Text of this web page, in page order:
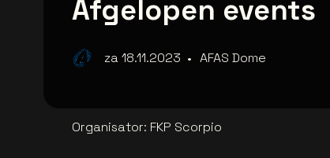
Afgelopen events
za 18.11.2023 • AFAS Dome
Organisator: FKP Scorpio